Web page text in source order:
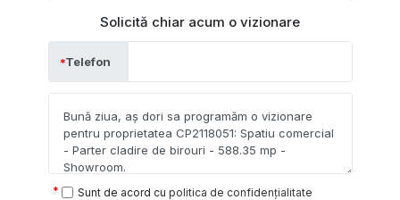
Solicită chiar acum o vizionare
Telefon
Sunt de acord cu politica de confidențialitate